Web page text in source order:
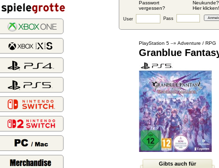
Passwort
vergessen?
Neukunde?
Hier klicken!
User Pass
PlayStation 5 --» Adventure / RPG
Granblue
Gibts auch für